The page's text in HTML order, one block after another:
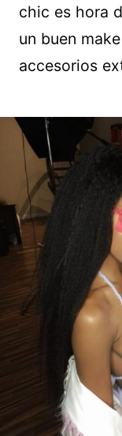
chic es hora
un buen
accesorios